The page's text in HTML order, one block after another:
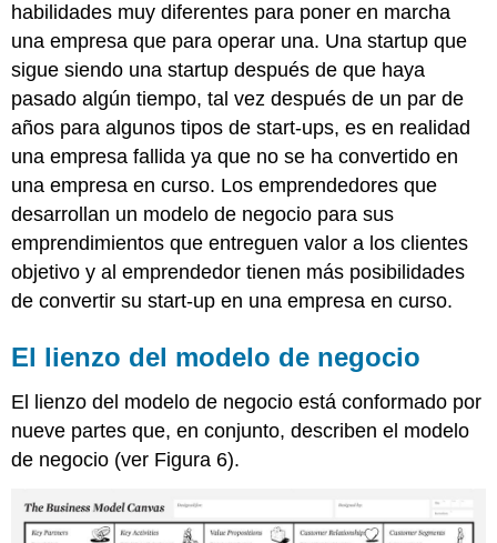
habilidades muy diferentes para poner en marcha
una empresa que para operar una. Una startup que
sigue siendo una startup después de que haya
pasado algún tiempo, tal vez después de un par de
años para algunos tipos de start-ups, es en realidad
una empresa fallida ya que no se ha convertido en
una empresa en curso. Los emprendedores que
desarrollan un modelo de negocio para sus
emprendimientos que entreguen valor a los clientes
objetivo y al emprendedor tienen más posibilidades
de convertir su start-up en una empresa en curso.
El lienzo del modelo de negocio
El lienzo del modelo de negocio está conformado por
nueve partes que, en conjunto, describen el modelo
de negocio (ver Figura 6).